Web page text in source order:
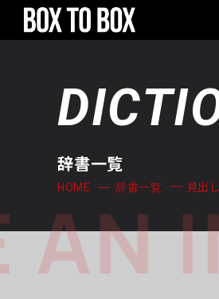
辞書一覧
HOME 辞書一覧 見出し